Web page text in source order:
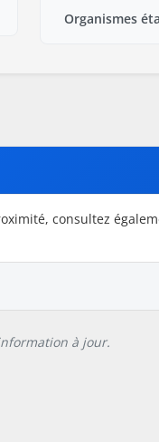
Organismes
consultez
à jour.